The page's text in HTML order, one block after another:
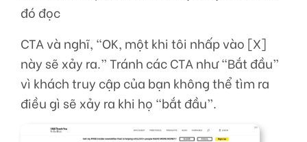
đó đọc
CTA và nghĩ, “OK, một khi tôi nhấp vào [X]
này sẽ xảy ra.” Tránh các CTA như “Bắt đầu”
vì khách truy cập của bạn không thể tìm ra
điều gì sẽ xảy ra khi họ “bắt đầu”.